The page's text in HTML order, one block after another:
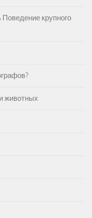
крупного
животных